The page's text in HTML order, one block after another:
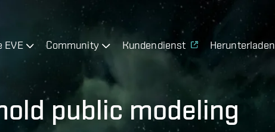
EVE Community Kundendienst Herunterladen
public modeling